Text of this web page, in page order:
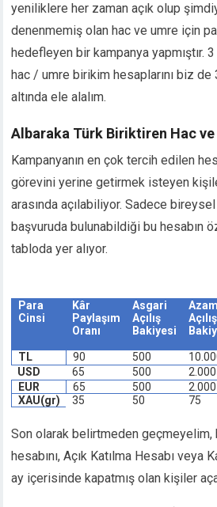
panel
panel
panel
panel
panel
panel
panel
panel
panel
panel
panel
panel
panel
Panel
panel
Panel
Panel
yeniliklere her zaman açık olup
denenmemiş olan hac ve umre için
hedefleyen bir kampanya yapmıştır.
hac / umre birikim hesaplarını biz de
altında ele alalım.
Albaraka Türk Biriktiren Hac ve
Kampanyanın en çok tercih edilen
görevini yerine getirmek isteyen
arasında açılabiliyor. Sadece
başvuruda bulunabildiği bu hesabın
tabloda yer alıyor.
Para
Cinsi
Kâr
Paylaşım
Oranı
Asgari
Açılış
Bakiyesi
Açılış
TL 90 500
USD
65 500 2.000
EUR
65 500 2.000
XAU(gr)
35 50 75
Son olarak belirtmeden geçmeyelim,
hesabını, Açık Katılma Hesabı veya
ay içerisinde kapatmış olan kişiler